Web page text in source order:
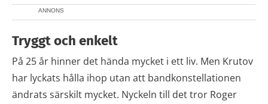
ANNONS
Tryggt och enkelt
På 25 år hinner det hända mycket i ett liv. Men Krutov
har lyckats hålla ihop utan att bandkonstellationen
ändrats särskilt mycket. Nyckeln till det tror Roger